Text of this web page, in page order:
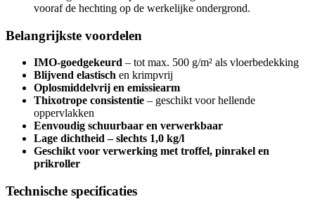
vooraf de hechting op de werkelijke ondergrond.
Belangrijkste voordelen
IMO-goedgekeurd – tot max. 500 g/m² als vloerbedekking
Blijvend elastisch en krimpvrij
Oplosmiddelvrij en emissiearm
Thixotrope consistentie – geschikt voor hellende
oppervlakken
Eenvoudig schuurbaar en verwerkbaar
Lage dichtheid – slechts 1,0 kg/l
Geschikt voor verwerking met troffel, pinrakel en
prikroller
Technische specificaties